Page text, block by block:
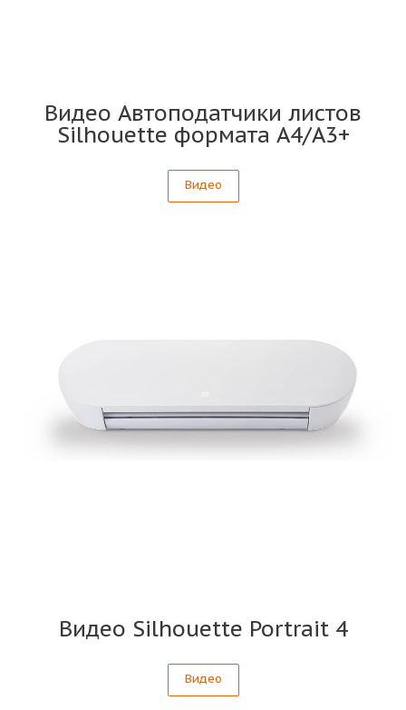
Видео Автоподатчики листов
Silhouette формата A4/А3+
Видео
Видео Silhouette Portrait 4
Видео